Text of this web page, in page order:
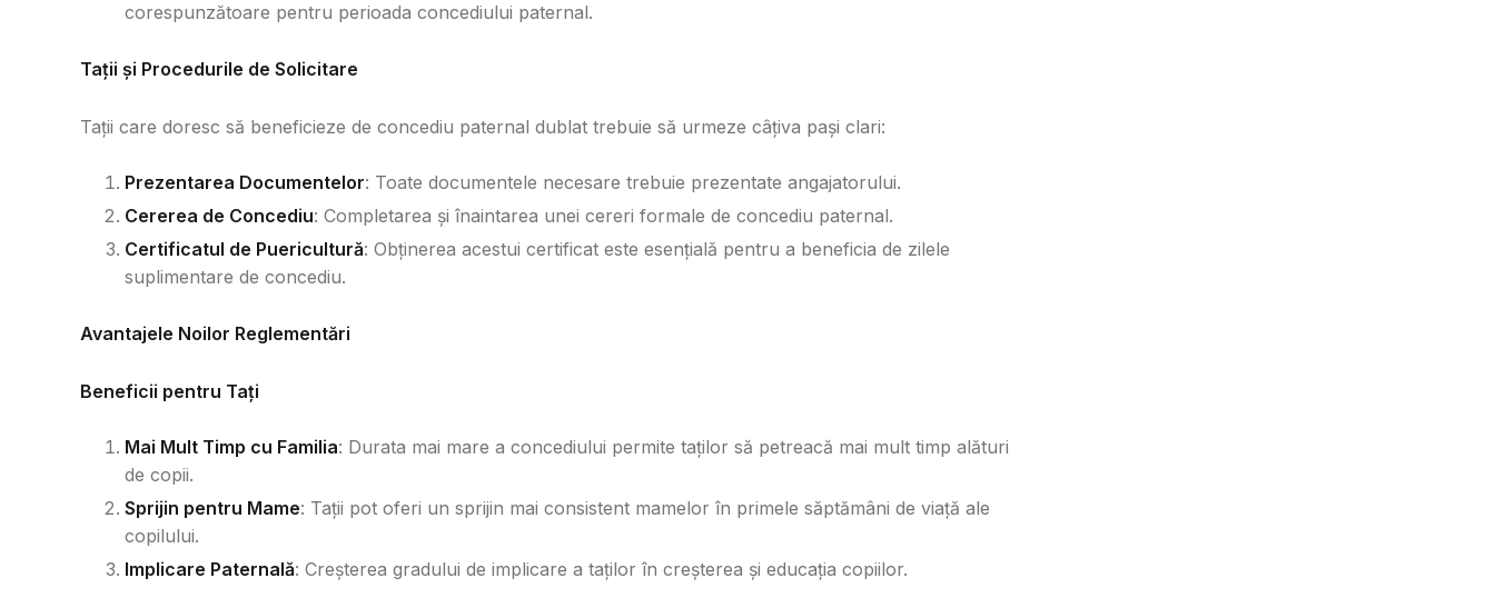
corespunzătoare pentru perioada concediului paternal.
Tații și Procedurile de Solicitare
Tații care doresc să beneficieze de concediu paternal dublat trebuie să urmeze câțiva pași clari:
Prezentarea Documentelor: Toate documentele necesare trebuie prezentate angajatorului.
Cererea de Concediu: Completarea și înaintarea unei cereri formale de concediu paternal.
Certificatul de Puericultură: Obținerea acestui certificat este esențială pentru a beneficia de zilele
suplimentare de concediu.
Avantajele Noilor Reglementări
Beneficii pentru Tați
Mai Mult Timp cu Familia: Durata mai mare a concediului permite taților să petreacă mai mult timp alături
de copii.
Sprijin pentru Mame: Tații pot oferi un sprijin mai consistent mamelor în primele săptămâni de viață ale
copilului.
Implicare Paternală: Creșterea gradului de implicare a taților în creșterea și educația copiilor.